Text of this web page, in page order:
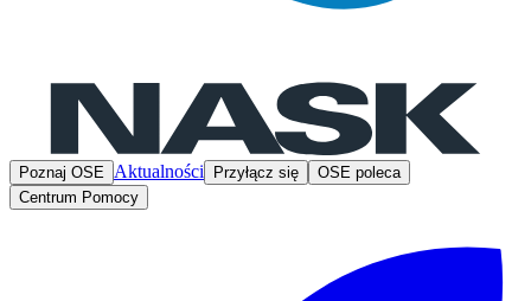
Poznaj OSE Aktualności Przyłącz się
OSE poleca
Centrum Pomocy